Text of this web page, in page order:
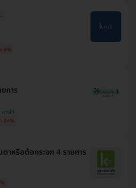
สุด 500 บ.
8%
การ
บางหว้า , MRT บางไผ่
24%
าหรือต้อกระจก 4 รายการ